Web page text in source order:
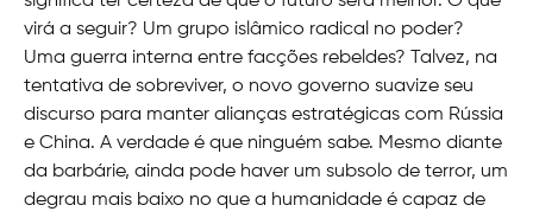
virá a seguir? Um grupo islâmico radical no poder?
Uma guerra interna entre facções rebeldes? Talvez, na
tentativa de sobreviver, o novo governo suavize seu
discurso para manter alianças estratégicas com Rússia
e China. A verdade é que ninguém sabe. Mesmo diante
da barbárie, ainda pode haver um subsolo de terror, um
degrau mais baixo no que a humanidade é capaz de